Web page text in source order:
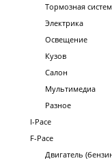
Тормозная
Электрика
Освещение
Кузов
Салон
Мультимедиа
Разное
I-Pace
F-Pace
Двигатель